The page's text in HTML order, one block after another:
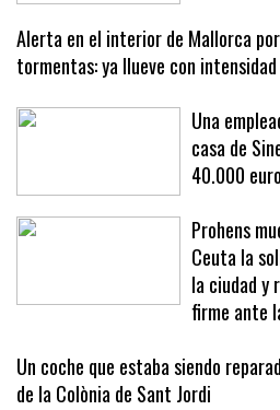
Alerta en el interior de Mallorca
tormentas: ya llueve con
Una
casa de
40.000
Prohens
Ceuta la
la ciudad y
firme ante
Un coche que estaba siendo
de la Colònia de Sant Jordi